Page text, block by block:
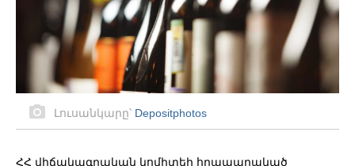
Լուսանկարը՝ Depositphotos
ՀՀ վիճակագրական կոմիտեի հրապարակած